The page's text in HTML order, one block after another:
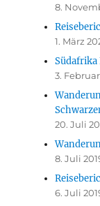
8.
1. März
Südafrika
3.
20. Juli
8. Juli
6. Juli